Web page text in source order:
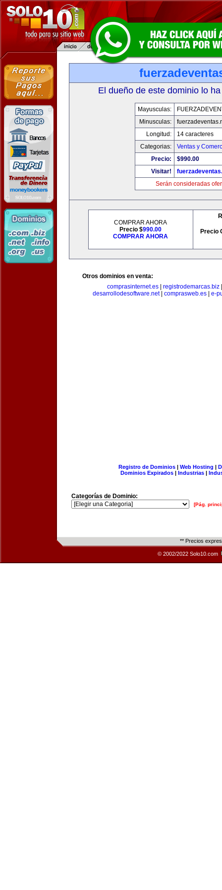
El dueño de este dominio lo
Mayusculas:
Minusculas:
Longitud:
14 caracteres
Categorias:
Ventas y
Precio:
$990.00
Visitar!
Serán consideradas
COMPRAR AHORA
Precio $990.00
COMPRAR AHORA
Precio
Otros dominios en venta:
comprasinternet.es
registrodemarcas.biz
desarrollodesoftware.net| comprasweb.es| e-
Registro de Dominios| Web Hosting |
Dominios Expirados | Industrias |
Categorías de Dominio:
[Pág.
** Precios
© 2002/2022 Solo10.com